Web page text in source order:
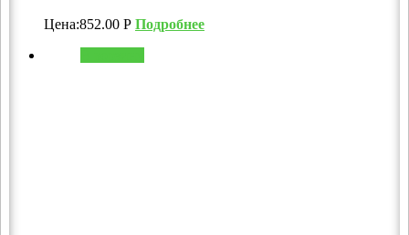
Цена:852.00 Р Подробнее